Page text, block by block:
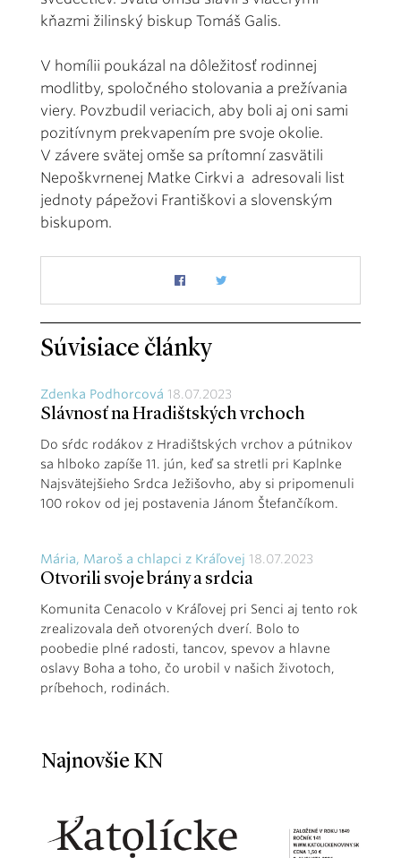
kňazmi žilinský biskup Tomáš Galis.
V homílii poukázal na dôležitosť rodinnej
modlitby, spoločného stolovania a prežívania
viery. Povzbudil veriacich, aby boli aj oni sami
pozitívnym prekvapením pre svoje okolie.
V závere svätej omše sa prítomní zasvätili
Nepoškvrnenej Matke Cirkvi a adresovali list
jednoty pápežovi Františkovi a slovenským
biskupom.
Súvisiace články
Zdenka Podhorcová 18.07.2023
Slávnosť na Hradištských vrchoch
Do sŕdc rodákov z Hradištských vrchov a pútnikov
sa hlboko zapíše 11. jún, keď sa stretli pri Kaplnke
Najsvätejšieho Srdca Ježišovho, aby si pripomenuli
100 rokov od jej postavenia Jánom Štefančíkom.
Mária, Maroš a chlapci z Kráľovej 18.07.2023
Otvorili svoje brány a srdcia
Komunita Cenacolo v Kráľovej pri Senci aj tento rok
zrealizovala deň otvorených dverí. Bolo to
poobedie plné radosti, tancov, spevov a hlavne
oslavy Boha a toho, čo urobil v našich životoch,
príbehoch, rodinách.
Najnovšie KN